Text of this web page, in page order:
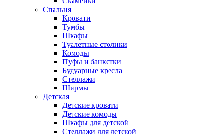
Спальня
Кровати
Тумбы
Шкафы
Туалетные столики
Комоды
Пуфы и банкетки
Будуарные кресла
Стеллажи
Ширмы
Детская
Детские кровати
Детские комоды
Шкафы для детской
Стеллажи для детской